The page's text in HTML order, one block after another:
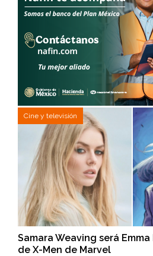
Cine y televisión
Samara Weaving será
de X-Men de Marvel